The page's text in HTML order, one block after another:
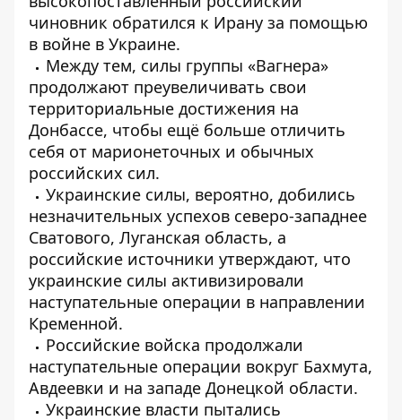
чиновник обратился к Ирану за помощью
в войне в Украине.
Между тем, силы группы «Вагнера» ​​
продолжают преувеличивать свои
территориальные достижения на
Донбассе, чтобы ещё больше отличить
себя от марионеточных и обычных
российских сил.
Украинские силы, вероятно, добились
незначительных успехов северо-западнее
Сватового, Луганская область, а
российские источники утверждают, что
украинские силы активизировали
наступательные операции в направлении
Кременной.
Российские войска продолжали
наступательные операции вокруг Бахмута,
Авдеевки и на западе Донецкой области.
Украинские власти пытались